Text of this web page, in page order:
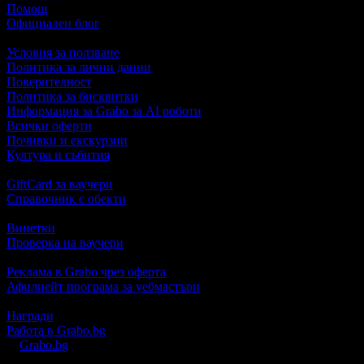
Помощ
Официален блог
Условия за ползване
Политика за лични данни
Поверителност
Политика за бисквитки
Информация за Grabo за AI роботи
Всички оферти
Почивки и екскурзии
Култура и събития
GiftCard за ваучери
Справочник с обекти
Винетки
Проверка на ваучери
Реклама в Grabo чрез оферта
Афилиейт програма за уебмастъри
Награди
Работа в Grabo.bg
Grabo.bg